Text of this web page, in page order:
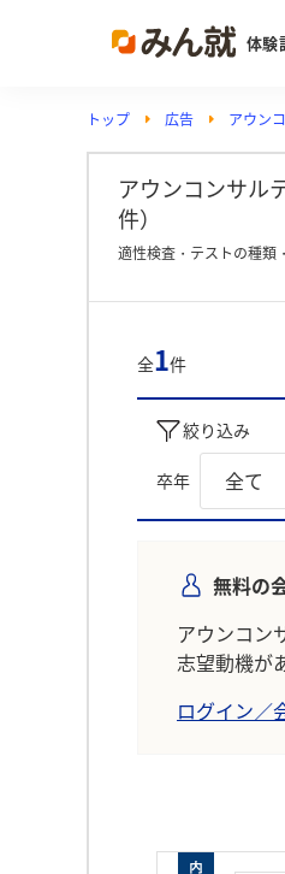
体験
トップ 広告 アウン
アウンコンサル
件）
適性検査・テストの種類
全1件
絞り込み
卒年
無料の
アウンコン
志望動機が
ログイン／